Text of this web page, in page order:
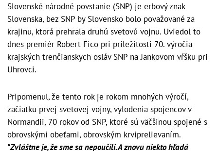
Slovenské národné povstanie (SNP) je erbový znak
Slovenska, bez SNP by Slovensko bolo považované za
krajinu, ktorá prehrala druhú svetovú vojnu. Uviedol to
dnes premiér Robert Fico pri príležitosti 70. výročia
krajských trenčianskych osláv SNP na Jankovom vŕšku pri
Uhrovci.
Pripomenul, že tento rok je rokom mnohých výročí,
začiatku prvej svetovej vojny, vylodenia spojencov v
Normandii, 70 rokov od SNP, ktoré sú väčšinou spojené s
obrovskými obeťami, obrovským krviprelievaním.
"Zvláštne je, že sme sa nepoučili. A znovu niekto hľadá